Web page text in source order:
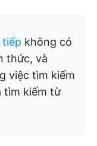
tiếp không có
thức, và
việc tìm kiếm
tìm kiếm từ